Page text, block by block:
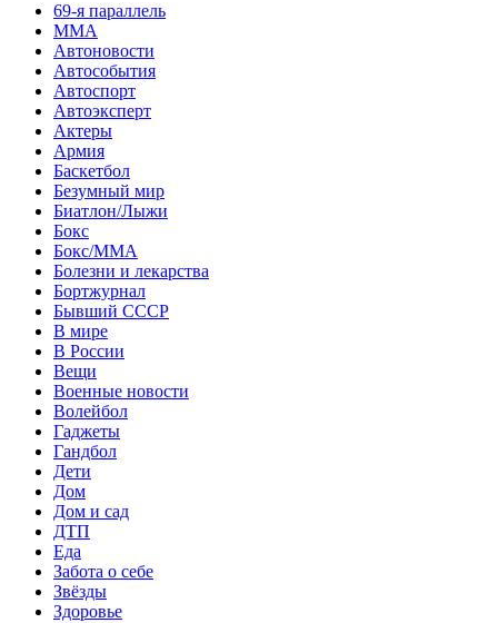
69-я параллель
MMA
Автоновости
Автособытия
Автоспорт
Автоэксперт
Актеры
Армия
Баскетбол
Безумный мир
Биатлон/Лыжи
Бокс
Бокс/MMA
Болезни и лекарства
Бортжурнал
Бывший СССР
В мире
В России
Вещи
Военные новости
Волейбол
Гаджеты
Гандбол
Дети
Дом
Дом и сад
ДТП
Еда
Забота о себе
Звёзды
Здоровье